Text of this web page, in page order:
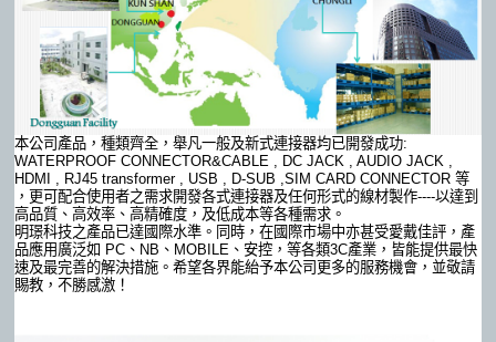
本公司產品，種類齊全，舉凡一般及新式連接器均已開發成功:
WATERPROOF CONNECTOR&CABLE , DC JACK , AUDIO JACK ,
HDMI , RJ45 transformer , USB , D-SUB ,SIM CARD CONNECTOR 等
，更可配合使用者之需求開發各式連接器及任何形式的線材製作----以達到
高品質、高效率、高精確度，及低成本等各種需求。
明璟科技之產品已達國際水準。同時，在國際市場中亦甚受愛戴佳評，產
品應用廣泛如 PC、NB、MOBILE、安控，等各類3C產業，皆能提供最快
速及最完善的解決措施。希望各界能紿予本公司更多的服務機會，並敬請
賜教，不勝感激！